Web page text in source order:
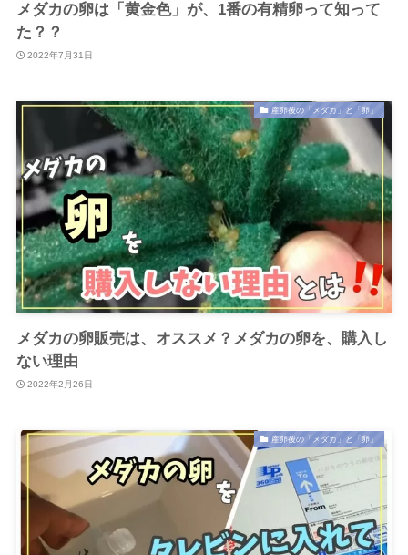
メダカの卵は「黄金色」が、1番の有精卵って知って
た？？
2022年7月31日
産卵後の「メダカ」と「卵」
メダカの卵販売は、オススメ？メダカの卵を、購入し
ない理由
2022年2月26日
産卵後の「メダカ」と「卵」